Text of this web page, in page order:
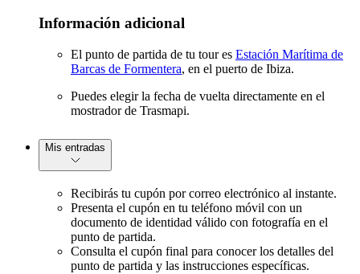
Información adicional
El punto de partida de tu tour es Estación Marítima de
Barcas de Formentera, en el puerto de Ibiza.
Puedes elegir la fecha de vuelta directamente en el
mostrador de Trasmapi.
Mis entradas
Recibirás tu cupón por correo electrónico al instante.
Presenta el cupón en tu teléfono móvil con un
documento de identidad válido con fotografía en el
punto de partida.
Consulta el cupón final para conocer los detalles del
punto de partida y las instrucciones específicas.